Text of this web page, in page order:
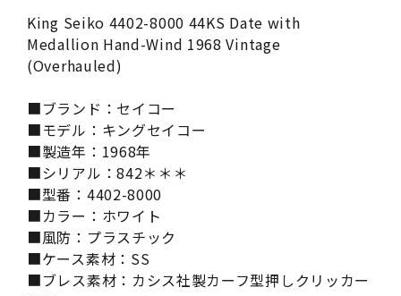
King Seiko 4402-8000 44KS Date with
Medallion Hand-Wind 1968 Vintage
(Overhauled)
■ブランド：セイコー
■モデル：キングセイコー
■製造年：1968年
■シリアル：842＊＊＊
■型番：4402-8000
■カラー：ホワイト
■風防：プラスチック
■ケース素材：SS
■ブレス素材：カシス社製カーフ型押しクリッカー